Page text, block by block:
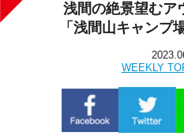
浅間の絶景望むア
「浅間山キャンプ
WEEKLY